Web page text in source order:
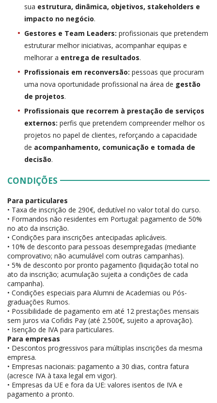
sua estrutura, dinâmica, objetivos, stakeholders e
impacto no negócio.
Gestores e Team Leaders: profissionais que pretendem
estruturar melhor iniciativas, acompanhar equipas e
melhorar a entrega de resultados.
Profissionais em reconversão: pessoas que procuram
uma nova oportunidade profissional na área de gestão
de projetos.
Profissionais que recorrem à prestação de serviços
externos: perfis que pretendem compreender melhor os
projetos no papel de clientes, reforçando a capacidade
de acompanhamento, comunicação e tomada de
decisão.
CONDIÇÕES
Para particulares
• Taxa de inscrição de 290€, dedutível no valor total do curso.
• Formandos não residentes em Portugal: pagamento de 50%
no ato da inscrição.
• Condições para inscrições antecipadas aplicáveis.
• 10% de desconto para pessoas desempregadas (mediante
comprovativo; não acumulável com outras campanhas).
• 5% de desconto por pronto pagamento (liquidação total no
ato da inscrição; acumulação sujeita a condições de cada
campanha).
• Condições especiais para Alumni de Academias ou Pós-
graduações Rumos.
• Possibilidade de pagamento em até 12 prestações mensais
sem juros via Cofidis Pay (até 2.500€, sujeito a aprovação).
• Isenção de IVA para particulares.
Para empresas
• Descontos progressivos para múltiplas inscrições da mesma
empresa.
• Empresas nacionais: pagamento a 30 dias, contra fatura
(acresce IVA à taxa legal em vigor).
• Empresas da UE e fora da UE: valores isentos de IVA e
pagamento a pronto.